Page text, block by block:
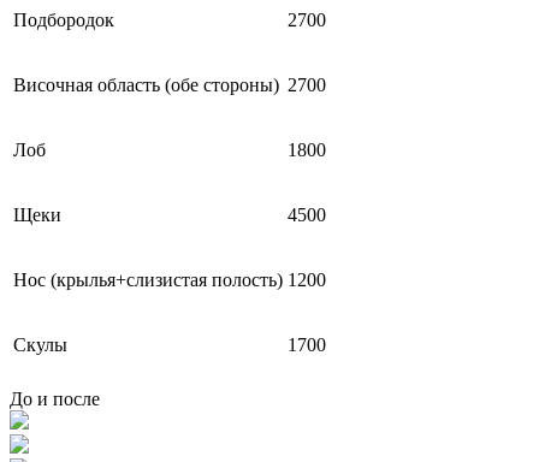
Подбородок 2700
Височная область (обе стороны) 2700
Лоб 1800
Щеки 4500
Нос (крылья+слизистая полость) 1200
Скулы 1700
До и после